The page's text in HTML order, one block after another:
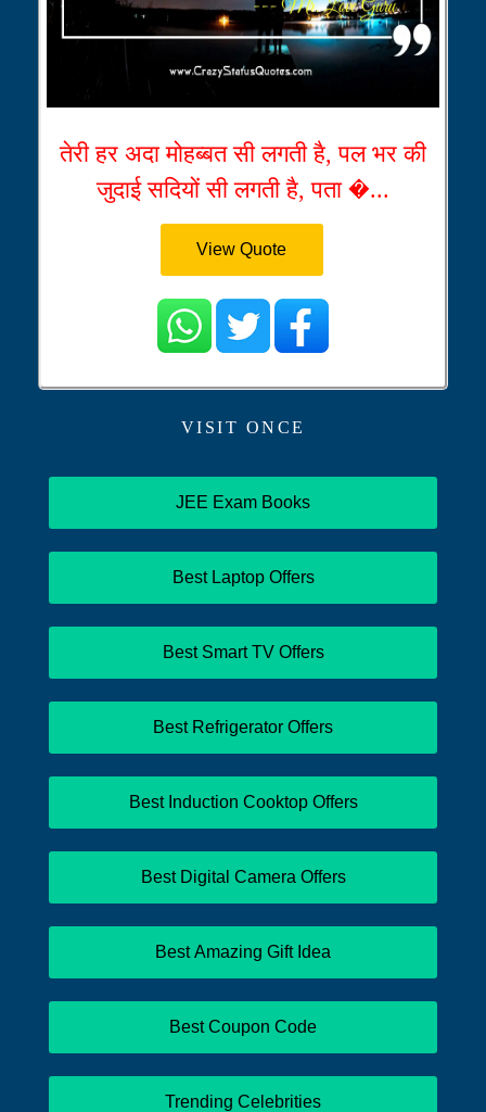
तेरी हर अदा मोहब्बत सी लगती है, पल भर की
जुदाई सदियों सी लगती है, पता �...
View Quote
VISIT ONCE
JEE Exam Books
Best Laptop Offers
Best Smart TV Offers
Best Refrigerator Offers
Best Induction Cooktop Offers
Best Digital Camera Offers
Best Amazing Gift Idea
Best Coupon Code
Trending Celebrities